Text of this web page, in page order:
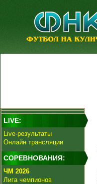
LIVE:
Live-результаты
Онлайн трансляции
СОРЕВНОВАНИЯ:
ЧМ 2026
Лига чемпионов